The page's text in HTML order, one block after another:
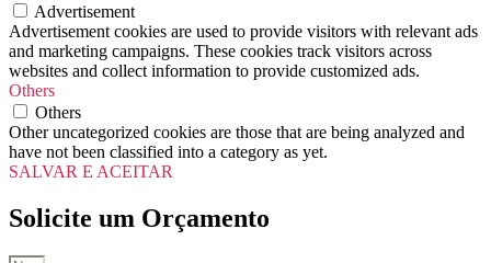
Advertisement
Advertisement cookies are used to provide visitors with relevant ads
and marketing campaigns. These cookies track visitors across
websites and collect information to provide customized ads.
Others
Others
Other uncategorized cookies are those that are being analyzed and
have not been classified into a category as yet.
SALVAR E ACEITAR
Solicite um Orçamento